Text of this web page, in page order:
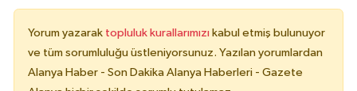
Yorum yazarak topluluk kurallarımızı kabul etmiş bulunuyor
ve tüm sorumluluğu üstleniyorsunuz. Yazılan yorumlardan
Alanya Haber - Son Dakika Alanya Haberleri - Gazete